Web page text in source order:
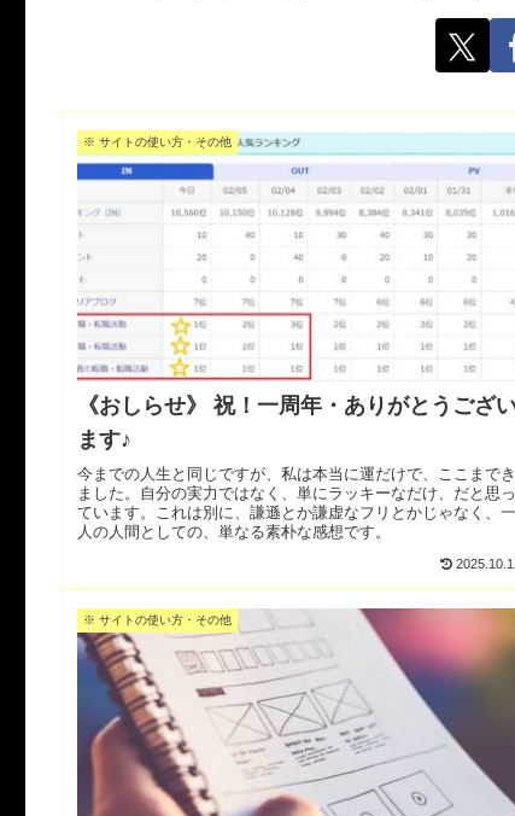
※ サイトの使い方・その他
《おしらせ》 祝！一周年・ありがとうござ
ます♪
今までの人生と同じですが、私は本当に運だけで、ここまでき
ました。自分の実力ではなく、単にラッキーなだけ、だと思っ
ています。これは別に、謙遜とか謙虚なフリとかじゃなく、一
人の人間としての、単なる素朴な感想です。
※ サイトの使い方・その他